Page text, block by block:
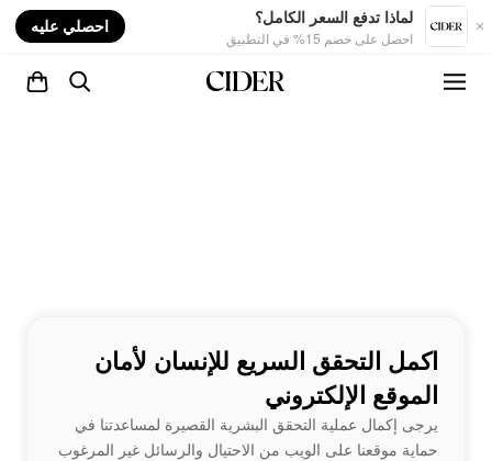
لماذا تدفع السعر الكامل؟
احصل على خصم 15% في التطبيق
احصلي عليه
اكمل التحقق السريع للإنسان لأمان
الموقع الإلكتروني
يرجى إكمال عملية التحقق البشرية القصيرة لمساعدتنا في
حماية موقعنا على الويب من الاحتيال والرسائل غير المرغوب